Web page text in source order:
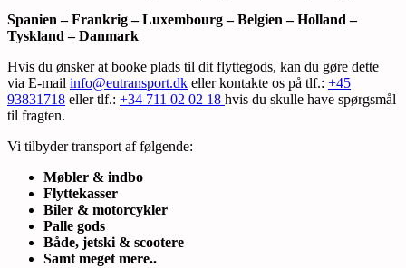
Spanien – Frankrig – Luxembourg – Belgien – Holland –
Tyskland – Danmark
Hvis du ønsker at booke plads til dit flyttegods, kan du gøre dette
via E-mail info@eutransport.dk eller kontakte os på tlf.: +45
93831718 eller tlf.: +34 711 02 02 18 hvis du skulle have spørgsmål
til fragten.
Vi tilbyder transport af følgende:
Møbler & indbo
Flyttekasser
Biler & motorcykler
Palle gods
Både, jetski & scootere
Samt meget mere..